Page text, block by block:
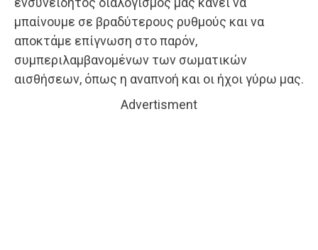
μπαίνουμε σε βραδύτερους ρυθμούς και να
αποκτάμε επίγνωση στο παρόν,
συμπεριλαμβανομένων των σωματικών
αισθήσεων, όπως η αναπνοή και οι ήχοι γύρω μας.
Advertisment